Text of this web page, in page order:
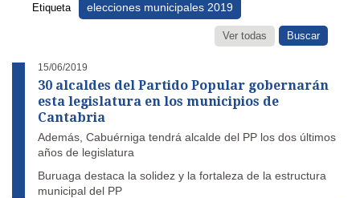
Etiqueta elecciones municipales 2019
Ver todas
15/06/2019
30 alcaldes del Partido Popular gobernarán
esta legislatura en los municipios de
Cantabria
Además, Cabuérniga tendrá alcalde del PP los dos últimos
años de legislatura
Buruaga destaca la solidez y la fortaleza de la estructura
municipal del PP